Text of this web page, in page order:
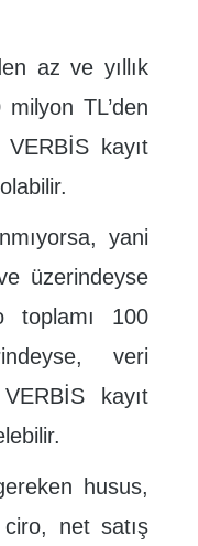
az ve yıllık
TL’den
kayıt
yani
üzerindeyse
toplamı 100
veri
kayıt
husus,
ciro, net satış